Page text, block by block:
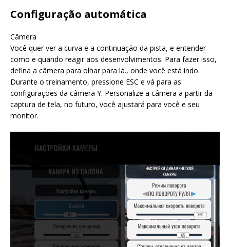
Configuração automática
Câmera
Você quer ver a curva e a continuação da pista, e entender
como e quando reagir aos desenvolvimentos. Para fazer isso,
defina a câmera para olhar para lá., onde você está indo.
Durante o treinamento, pressione ESC e vá para as
configurações da câmera Y. Personalize a câmera a partir da
captura de tela, no futuro, você ajustará para você e seu
monitor.